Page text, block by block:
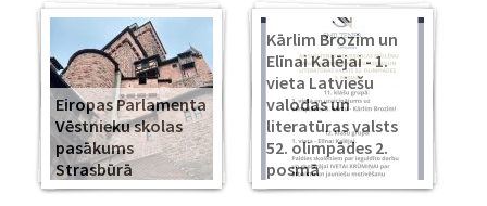
Eiropas Parlamenta
Vēstnieku skolas
pasākums
Strasbūrā
Kārlim Brozim un
Elīnai Kalējai - 1.
vieta Latviešu
valodas un
literatūras valsts
52. olimpādes 2.
posmā